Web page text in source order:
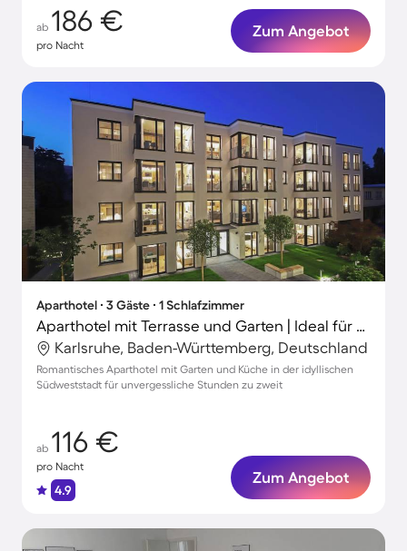
ab 186 €
pro Nacht
Zum Angebot
Aparthotel ∙ 3 Gäste ∙ 1 Schlafzimmer
Aparthotel mit Terrasse und Garten | Ideal für Homeoffice
Karlsruhe, Baden-Württemberg, Deutschland
Romantisches Aparthotel mit Garten und Küche in der idyllischen
Südweststadt für unvergessliche Stunden zu zweit
ab 116 €
pro Nacht
4.9
Zum Angebot